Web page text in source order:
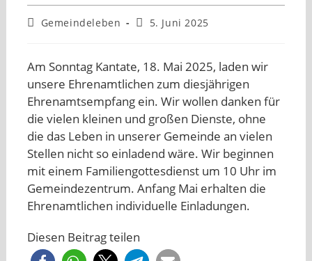
Beitrags-
Gemeindeleben
Beitrag
5. Juni 2025
Am Sonntag Kantate, 18. Mai 2025, laden wir
unsere Ehrenamtlichen zum diesjährigen
Ehrenamtsempfang ein. Wir wollen danken für
die vielen kleinen und großen Dienste, ohne
die das Leben in unserer Gemeinde an vielen
Stellen nicht so einladend wäre. Wir beginnen
mit einem Familiengottesdienst um 10 Uhr im
Gemeindezentrum. Anfang Mai erhalten die
Ehrenamtlichen individuelle Einladungen.
Diesen Beitrag teilen